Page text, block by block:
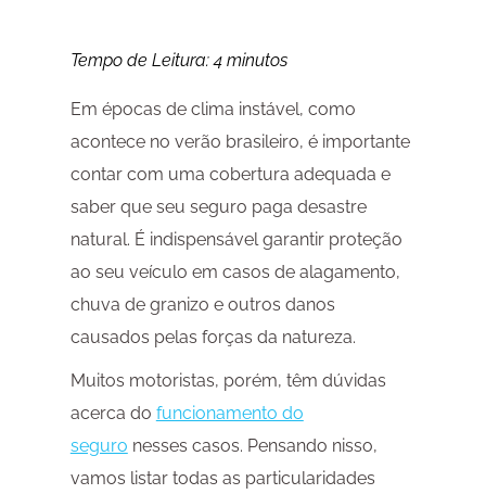
Tempo de Leitura:4 minutos
Em épocas de clima instável, como
acontece no verão brasileiro, é importante
contar com uma cobertura adequada e
saber que seu seguro paga desastre
natural. É indispensável garantir proteção
ao seu veículo em casos de alagamento,
chuva de granizo e outros danos
causados pelas forças da natureza.
Muitos motoristas, porém, têm dúvidas
acerca do funcionamento do
seguro nesses casos. Pensando nisso,
vamos listar todas as particularidades